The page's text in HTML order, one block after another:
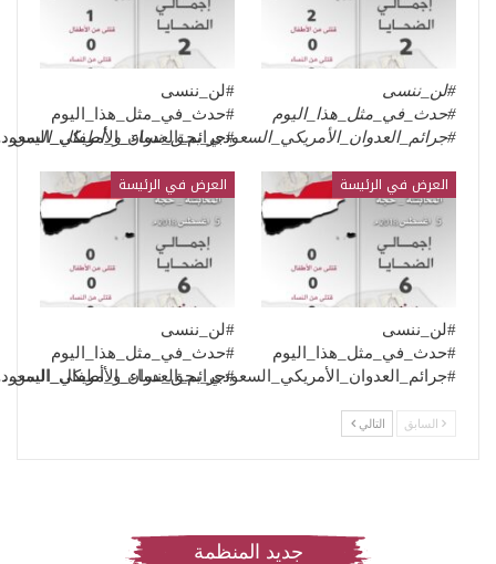
#لن_ننسى
#حدث_في_مثل_هذا_اليوم
#جرائم_العدوان_الأمريكي_السعودي_بحق_نساء_و_أطفال_اليمن
#لن_ننسى
#حدث_في_مثل_هذا_اليوم
العرض في الرئيسة
#لن_ننسى
#حدث_في_مثل_هذا_اليوم
العرض في الرئيسة
#لن_ننسى
#حدث_في_مثل_هذا_اليوم
السابق التالي
جديد المنظمة